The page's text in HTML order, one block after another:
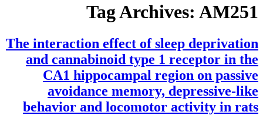
Tag Archives: AM251
The interaction effect of sleep deprivation
and cannabinoid type 1 receptor in the
CA1 hippocampal region on passive
avoidance memory, depressive-like
behavior and locomotor activity in rats